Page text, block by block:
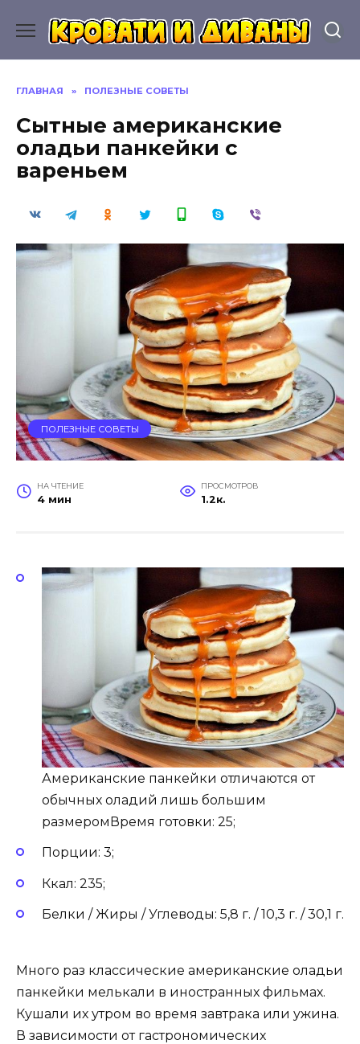
содержанию
ГЛАВНАЯ » ПОЛЕЗНЫЕ СОВЕТЫ
Сытные американские
оладьи панкейки с
вареньем
ПОЛЕЗНЫЕ СОВЕТЫ
НА ЧТЕНИЕ
4 мин
ПРОСМОТРОВ
1.2к.
Американские панкейки отличаются от
обычных оладий лишь большим
размеромВремя готовки: 25;
Порции: 3;
Ккал: 235;
Белки / Жиры / Углеводы: 5,8 г. / 10,3 г. / 30,1 г.
Много раз классические американские оладьи
панкейки мелькали в иностранных фильмах.
Кушали их утром во время завтрака или ужина.
В зависимости от гастрономических